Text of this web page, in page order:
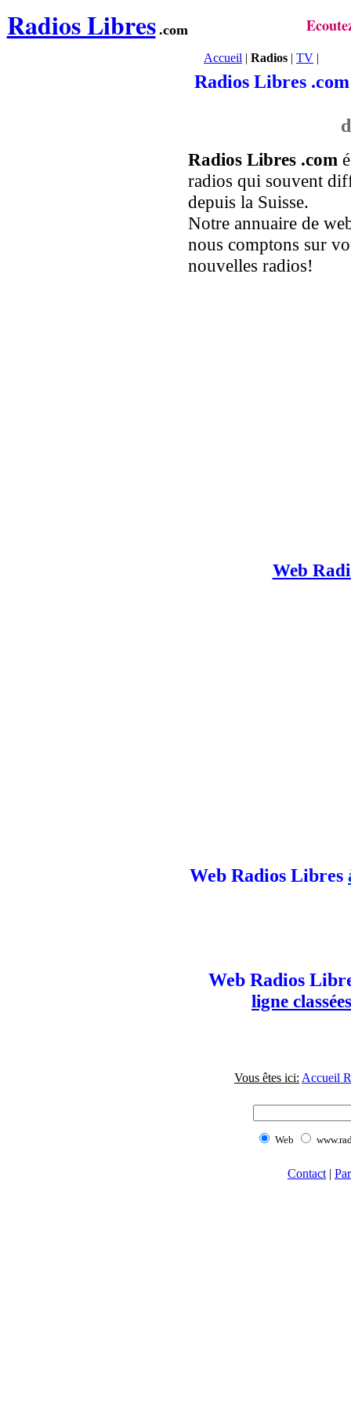
Radios Libres .com
Accueil | Radios | TV |
Radios Libres
Radios Libres .com
radios qui souvent
depuis la Suisse.
Notre annuaire de
nous comptons sur
nouvelles radios!
Web
Web Radios Libres
Web Radios
ligne
Vous êtes ici: Accueil
Web
Contact |